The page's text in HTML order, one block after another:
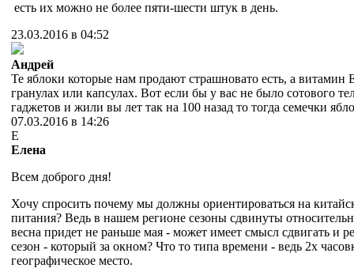
есть их можно не более пяти-шести штук в день.
23.03.2016 в 04:52
Андрей
Те яблоки которые нам продают страшновато есть, а витамин
гранулах или капсулах. Вот если бы у вас не было сотового
гаджетов и жили вы лет так на 100 назад то тогда семечки
07.03.2016 в 14:26
Е
Елена
Всем доброго дня!
Хочу спросить почему мы должны ориентироваться на
питания? Ведь в нашем регионе сезоны сдвинуты
весна придет не раньше мая - может имеет смысл сдвигать и
сезон - который за окном? Что то типа времени - ведь 2х
географическое место.